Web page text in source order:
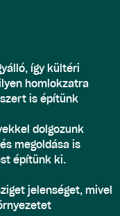
így kültéri
homlokzatra
is építünk
dolgozunk
megoldása is
építünk ki.
jelenséget, mivel